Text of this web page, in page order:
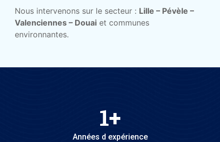
Nous intervenons sur le secteur : Lille – Pévèle –
Valenciennes – Douai et communes
environnantes.
1+
Années d expérience